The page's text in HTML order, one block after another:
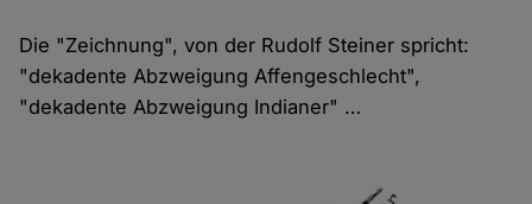
Die "Zeichnung", von der Rudolf Steiner spricht:
"dekadente Abzweigung Affengeschlecht",
"dekadente Abzweigung Indianer" …